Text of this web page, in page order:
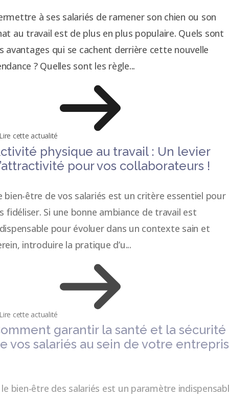
à ses salariés de ramener son chien ou son
au travail est de plus en plus populaire. Quels sont
avantages qui se cachent derrière cette nouvelle
? Quelles sont les règle...
cette actualité
physique au travail : Un levier
pour vos collaborateurs !
bien-être de vos salariés est un critère essentiel pour
fidéliser. Si une bonne ambiance de travail est
pour évoluer dans un contexte sain et
introduire la pratique d’u...
cette actualité
garantir la santé et la sécurité
vos salariés au sein de votre
le bien-être des salariés est un paramètre